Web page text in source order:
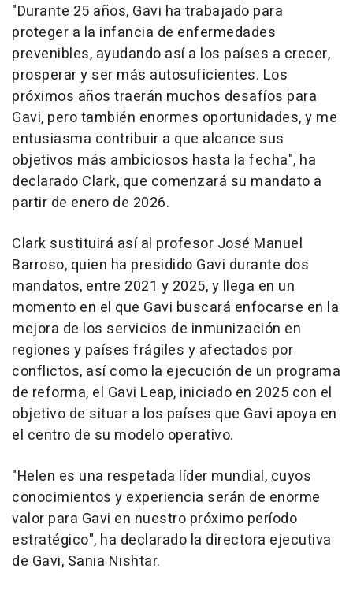
"Durante 25 años, Gavi ha trabajado para
proteger a la infancia de enfermedades
prevenibles, ayudando así a los países a crecer,
prosperar y ser más autosuficientes. Los
próximos años traerán muchos desafíos para
Gavi, pero también enormes oportunidades, y me
entusiasma contribuir a que alcance sus
objetivos más ambiciosos hasta la fecha", ha
declarado Clark, que comenzará su mandato a
partir de enero de 2026.
Clark sustituirá así al profesor José Manuel
Barroso, quien ha presidido Gavi durante dos
mandatos, entre 2021 y 2025, y llega en un
momento en el que Gavi buscará enfocarse en la
mejora de los servicios de inmunización en
regiones y países frágiles y afectados por
conflictos, así como la ejecución de un programa
de reforma, el Gavi Leap, iniciado en 2025 con el
objetivo de situar a los países que Gavi apoya en
el centro de su modelo operativo.
"Helen es una respetada líder mundial, cuyos
conocimientos y experiencia serán de enorme
valor para Gavi en nuestro próximo período
estratégico", ha declarado la directora ejecutiva
de Gavi, Sania Nishtar.